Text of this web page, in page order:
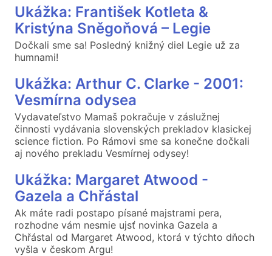
Ukážka: František Kotleta &
Kristýna Sněgoňová – Legie
Dočkali sme sa! Posledný knižný diel Legie už za
humnami!
Ukážka: Arthur C. Clarke - 2001:
Vesmírna odysea
Vydavateľstvo Mamaš pokračuje v záslužnej
činnosti vydávania slovenských prekladov klasickej
science fiction. Po Rámovi sme sa konečne dočkali
aj nového prekladu Vesmírnej odysey!
Ukážka: Margaret Atwood -
Gazela a Chřástal
Ak máte radi postapo písané majstrami pera,
rozhodne vám nesmie ujsť novinka Gazela a
Chřástal od Margaret Atwood, ktorá v týchto dňoch
vyšla v českom Argu!